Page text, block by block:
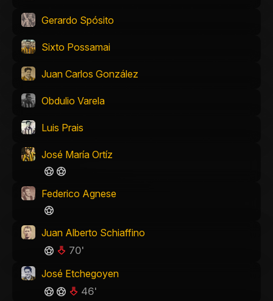
Gerardo Spósito
Sixto Possamai
Juan Carlos González
Obdulio Varela
Luis Prais
José María Ortíz
Federico Agnese
Juan Alberto Schiaffino
70'
José Etchegoyen
46'